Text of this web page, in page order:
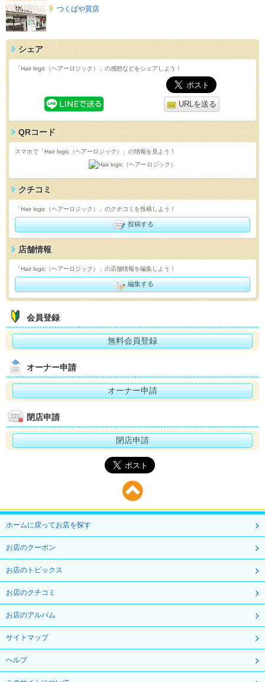
つくばや質店
シェア
「Hair logic（ヘアーロジック）」の感想などをシェアしよう！
URLを送る
QRコード
スマホで「Hair logic（ヘアーロジック）」の情報を見よう！
クチコミ
「Hair logic（ヘアーロジック）」のクチコミを投稿しよう！
投稿する
店舗情報
「Hair logic（ヘアーロジック）」の店舗情報を編集しよう！
編集する
会員登録
無料会員登録
オーナー申請
オーナー申請
閉店申請
閉店申請
ホームに戻ってお店を探す
お店のクーポン
お店のトピックス
お店のクチコミ
お店のアルバム
サイトマップ
ヘルプ